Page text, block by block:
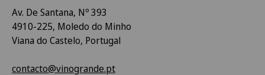
Av. De Santana, Nº 393
4910-225, Moledo do Minho
Viana do Castelo, Portugal
contacto@vinogrande.pt